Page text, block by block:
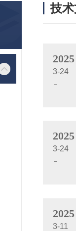
技
2025
3-24
2025
3-24
2025
3-11